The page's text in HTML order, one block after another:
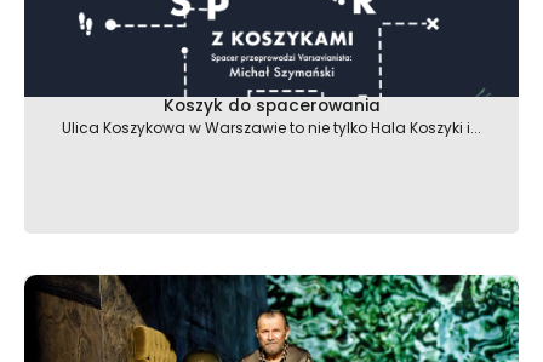
Koszyk do spacerowania
Ulica Koszykowa w Warszawie to nie tylko Hala Koszyki i...